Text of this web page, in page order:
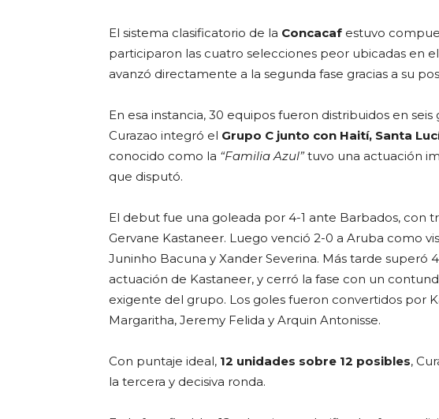
El sistema clasificatorio de la Concacaf estuvo
participaron las cuatro selecciones peor ubicadas en
avanzó directamente a la segunda fase gracias a su
En esa instancia, 30 equipos fueron distribuidos en
Curazao integró el Grupo C junto con Haití, Santa
conocido como la “Familia Azul” tuvo una actuación
que disputó.
El debut fue una goleada por 4-1 ante Barbados, con
Gervane Kastaneer. Luego venció 2-0 a Aruba como
Juninho Bacuna y Xander Severina. Más tarde superó
actuación de Kastaneer, y cerró la fase con un
exigente del grupo. Los goles fueron convertidos por
Margaritha, Jeremy Felida y Arquin Antonisse.
Con puntaje ideal, 12 unidades sobre 12 posibles,
la tercera y decisiva ronda.